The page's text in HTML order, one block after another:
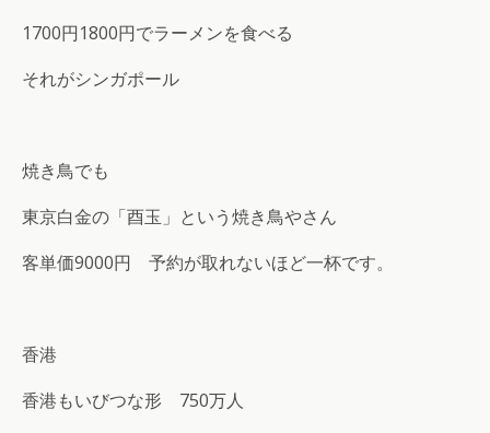
1700円1800円でラーメンを食べる
それがシンガポール
焼き鳥でも
東京白金の「酉玉」という焼き鳥やさん
客単価9000円 予約が取れないほど一杯です。
香港
香港もいびつな形 750万人